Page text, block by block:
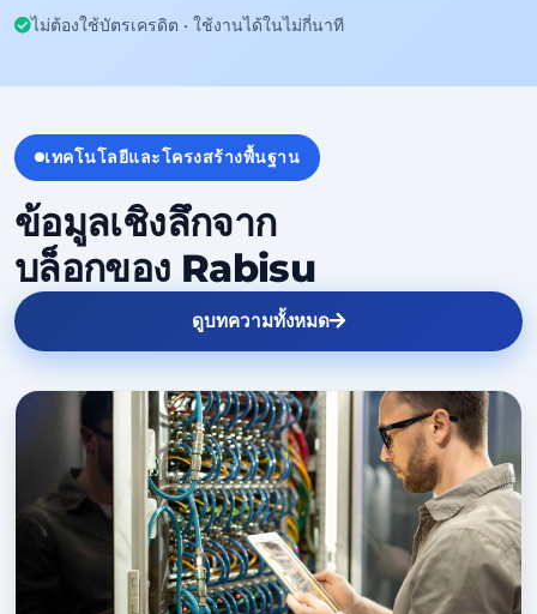
ไม่ต้องใช้บัตรเครดิต • ใช้งานได้ในไม่กี่นาที
เทคโนโลยีและโครงสร้างพื้นฐาน
ข้อมูลเชิงลึกจาก
บล็อกของ Rabisu
ดูบทความทั้งหมด